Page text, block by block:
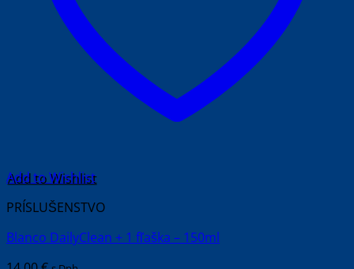
Add to Wishlist
PRÍSLUŠENSTVO
Blanco DailyClean + 1 fľaška – 150ml